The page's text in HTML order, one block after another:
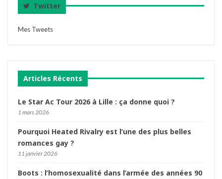
Twitter
Mes Tweets
Articles Récents
Le Star Ac Tour 2026 à Lille : ça donne quoi ?
1 mars 2026
Pourquoi Heated Rivalry est l’une des plus belles
romances gay ?
11 janvier 2026
Boots : l’homosexualité dans l’armée des années 90